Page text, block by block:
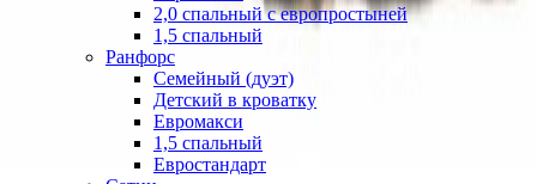
2,0 спальный с европростыней
1,5 спальный
Ранфорс
Семейный (дуэт)
Детский в кроватку
Евромакси
1,5 спальный
Евростандарт